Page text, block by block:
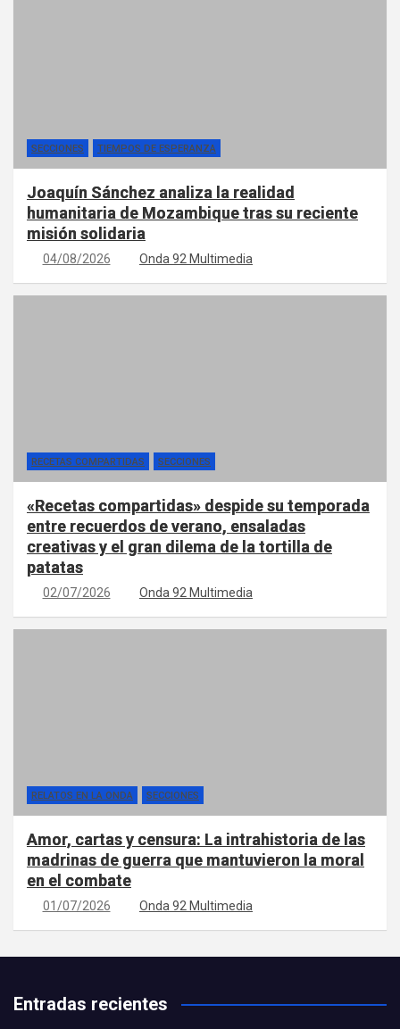
SECCIONES TIEMPOS DE ESPERANZA
Joaquín Sánchez analiza la realidad
humanitaria de Mozambique tras su reciente
misión solidaria
04/08/2026 Onda 92 Multimedia
RECETAS COMPARTIDAS SECCIONES
«Recetas compartidas» despide su temporada
entre recuerdos de verano, ensaladas
creativas y el gran dilema de la tortilla de
patatas
02/07/2026 Onda 92 Multimedia
RELATOS EN LA ONDA SECCIONES
Amor, cartas y censura: La intrahistoria de las
madrinas de guerra que mantuvieron la moral
en el combate
01/07/2026 Onda 92 Multimedia
Entradas recientes